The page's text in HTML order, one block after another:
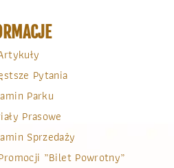
Pytania
Parku
Prasowe
Sprzedaży
„bilet Powrotny”